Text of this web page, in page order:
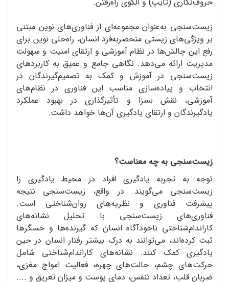
زیست‌سنجی به‌عنوان مجموعه‌ای از فناوری‌های نوین مبتنی
بر ویژگی‌های زیستی منحصربه‌فرد انسان، راه‌حلی نوین برای
رفع این چالش‌ها در نظام آموزشی و ارتقای امنیت و سهولت
مدیریت ارائه می‌دهد. نگاهی جامع و عمیق به کاربردهای
زیست‌سنجی در آموزش و کمک به تصمیم‌گیرندگان در
انتخاب و پیاده‌سازی مناسب این فناوری در نظام‌‌های
آموزشی، نقش بسزا و تأثیرگذاری در بهبود عملکرد
یادگیرندگان و ارتقای یادگیری آن‌ها خواهد داشت.
زیست‌سنجی به چه معناست؟
توجه به تجربه یادگیری افراد در محیط یادگیری را
زیست‌سنجی می‌گویند. در واقع، زیست‌سنجی نتیجه
پیشرفت فناوری و نظریه‌های روان‌شناختی است.
فناوری‌های زیست‌سنجی با تحلیل نشانه‌های
کاراندام‌شناختیِ ناخودآگاه انسان که گیرنده‌ها و حسگرها
ثبت کرده‌اند، می‌توانند به درک بیشتر رفتار انسان در حین
یادگیری کمک کنند. نشانه‌های کاراندام‌شناختی شامل
حرکت‌های چشم، حالت‌های چهره، فعالیت امواج مغزی،
ضربان قلب، تعداد تنفس، دمای پوست و میزان تعریق و ....